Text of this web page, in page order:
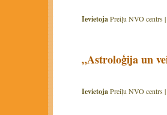
IevietojaPreiļu NVO centrs |
„Astroloģija un
IevietojaPreiļu NVO centrs |